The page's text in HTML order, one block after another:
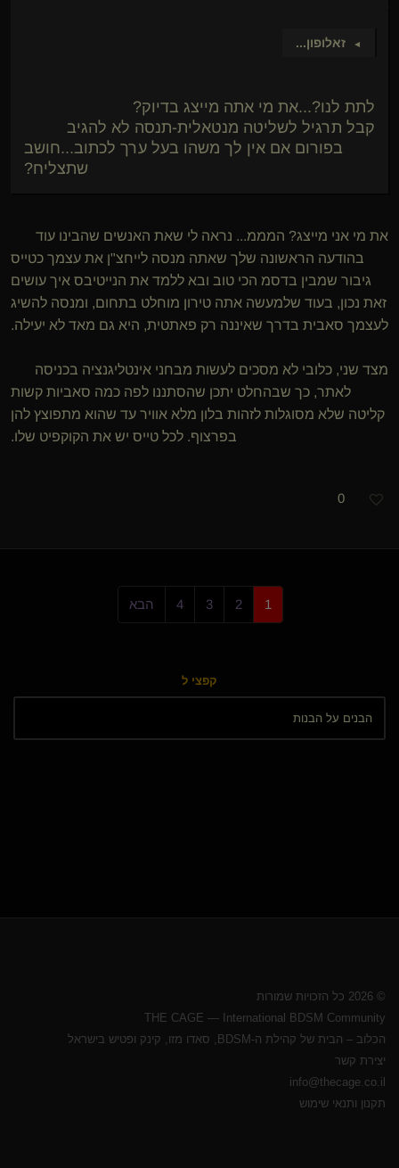
► זאלופון...
לתת לנו?...את מי אתה מייצג בדיוק?
קבל תרגיל לשליטה מנטאלית-תנסה לא להגיב
בפורום אם אין לך משהו בעל ערך לכתוב...חושב
שתצליח?
את מי אני מייצג? המממ... נראה לי שאת האנשים שהבינו עוד
בהודעה הראשונה שלך שאתה מנסה לייחצ"ן את עצמך כטייס
גיבור שמבין בדסמ הכי טוב ובא ללמד את הנייטיבס איך עושים
זאת נכון, בעוד שלמעשה אתה טירון מוחלט בתחום, ומנסה להשיג
לעצמך סאבית בדרך שאיננה רק פאתטית, היא גם מאד לא יעילה.
מצד שני, כלובי לא מסכים לעשות מבחני אינטליגנציה בכניסה
לאתר, כך שבהחלט יתכן שהסתננו לפה כמה סאביות קשות
קליטה שלא מסוגלות לזהות בלון מלא אוויר עד שהוא מתפוצץ להן
בפרצוף. לכל טייס יש את הקוקפיט שלו.
0
1
2
3
4 הבא
קפצי ל
© 2026 כל הזכויות שמורות
THE CAGE — International BDSM Community
הכלוב – הבית של קהילת ה-BDSM, סאדו מזו, קינק ופטיש בישראל
יצירת קשר
info@thecage.co.il
תקנון ותנאי שימוש